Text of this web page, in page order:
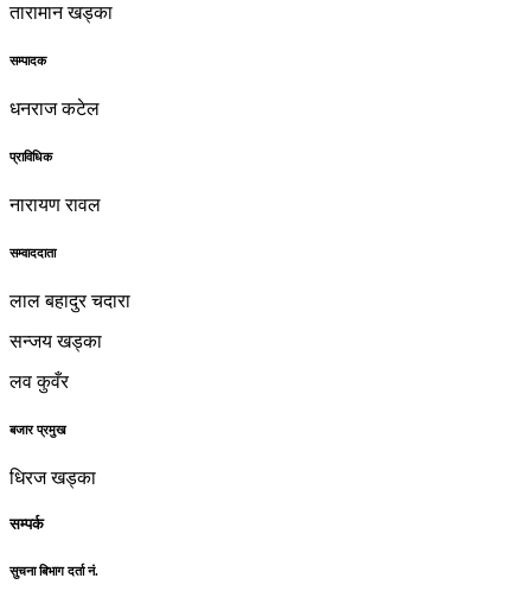
तारामान खड्का
सम्पादक
धनराज कटेल
प्राविधिक
नारायण रावल
सम्वाददाता
लाल बहादुर चदारा
सन्जय खड्का
लव कुवँर
बजार प्रमुख
धिरज खड्का
सम्पर्क
सुचना बिभाग दर्ता नं.